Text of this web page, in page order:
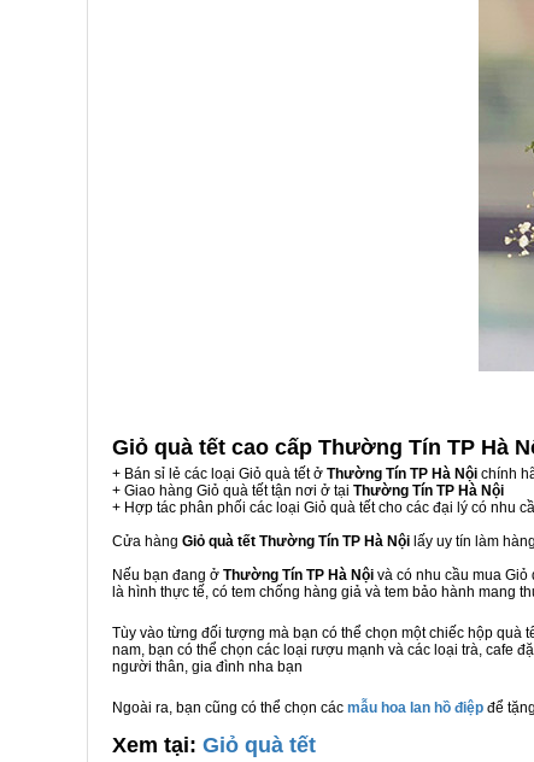
Giỏ quà tết cao cấp Thường Tín TP Hà
+ Bán sỉ lẻ các loại Giỏ quà tết ở Thường Tín TP Hà Nội chính
+ Giao hàng Giỏ quà tết tận nơi ở tại Thường Tín TP Hà Nội
+ Hợp tác phân phối các loại Giỏ quà tết cho các đại lý có nhu
Cửa hàng Giỏ quà tết Thường Tín TP Hà Nội lấy uy tín làm
Nếu bạn đang ở Thường Tín TP Hà Nội và có nhu cầu mua
là hình thực tế, có tem chống hàng giả và tem bảo hành mang
Tùy vào từng đối tượng mà bạn có thể chọn một chiếc hộp
nam, bạn có thể chọn các loại rượu mạnh và các loại trà, cafe
người thân, gia đình nha bạn
Ngoài ra, bạn cũng có thể chọn các mẫu hoa lan hồ điệp để
Xem tại: Giỏ quà tết